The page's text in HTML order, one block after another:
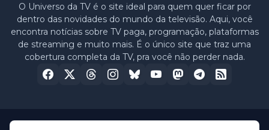
O Universo da TV é o site ideal para quem quer ficar por
dentro das novidades do mundo da televisão. Aqui, você
encontra notícias sobre TV paga, programação, plataformas
de streaming e muito mais. É o único site que traz uma
cobertura completa da TV, pra você não perder nada.